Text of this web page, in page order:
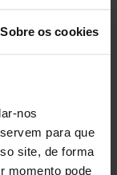
Sobre os cookies
nos
para que
site, de forma
momento pode